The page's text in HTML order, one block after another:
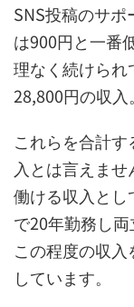
SNS投稿のサ
は900円と一番
理なく続けら
28,800円の収入。
これらを合計
入とは言えま
働ける収入と
で20年勤務し
この程度の収
しています。